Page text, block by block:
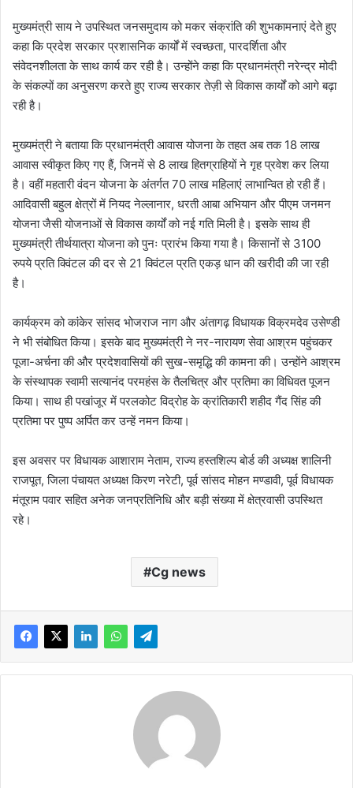
मुख्यमंत्री साय ने उपस्थित जनसमुदाय को मकर संक्रांति की शुभकामनाएं देते हुए
कहा कि प्रदेश सरकार प्रशासनिक कार्यों में स्वच्छता, पारदर्शिता और
संवेदनशीलता के साथ कार्य कर रही है। उन्होंने कहा कि प्रधानमंत्री नरेन्द्र मोदी
के संकल्पों का अनुसरण करते हुए राज्य सरकार तेज़ी से विकास कार्यों को आगे बढ़ा
रही है।
मुख्यमंत्री ने बताया कि प्रधानमंत्री आवास योजना के तहत अब तक 18 लाख
आवास स्वीकृत किए गए हैं, जिनमें से 8 लाख हितग्राहियों ने गृह प्रवेश कर लिया
है। वहीं महतारी वंदन योजना के अंतर्गत 70 लाख महिलाएं लाभान्वित हो रही हैं।
आदिवासी बहुल क्षेत्रों में नियद नेल्लानार, धरती आबा अभियान और पीएम जनमन
योजना जैसी योजनाओं से विकास कार्यों को नई गति मिली है। इसके साथ ही
मुख्यमंत्री तीर्थयात्रा योजना को पुनः प्रारंभ किया गया है। किसानों से 3100
रुपये प्रति क्विंटल की दर से 21 क्विंटल प्रति एकड़ धान की खरीदी की जा रही
है।
कार्यक्रम को कांकेर सांसद भोजराज नाग और अंतागढ़ विधायक विक्रमदेव उसेण्डी
ने भी संबोधित किया। इसके बाद मुख्यमंत्री ने नर-नारायण सेवा आश्रम पहुंचकर
पूजा-अर्चना की और प्रदेशवासियों की सुख-समृद्धि की कामना की। उन्होंने आश्रम
के संस्थापक स्वामी सत्यानंद परमहंस के तैलचित्र और प्रतिमा का विधिवत पूजन
किया। साथ ही पखांजूर में परलकोट विद्रोह के क्रांतिकारी शहीद गैंद सिंह की
प्रतिमा पर पुष्प अर्पित कर उन्हें नमन किया।
इस अवसर पर विधायक आशाराम नेताम, राज्य हस्तशिल्प बोर्ड की अध्यक्ष शालिनी
राजपूत, जिला पंचायत अध्यक्ष किरण नरेटी, पूर्व सांसद मोहन मण्डावी, पूर्व विधायक
मंतूराम पवार सहित अनेक जनप्रतिनिधि और बड़ी संख्या में क्षेत्रवासी उपस्थित
रहे।
Cg news